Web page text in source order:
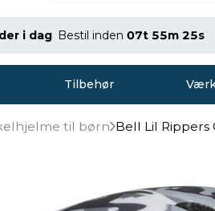
i dag Bestil inden07t 55m 24s
Tilbehør
til børn Bell Lil Rippers